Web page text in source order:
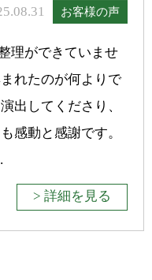
お客様の声
理ができていませ
れたのが何よりで
出してくださり、
感動と感謝です。
> 詳細を見る